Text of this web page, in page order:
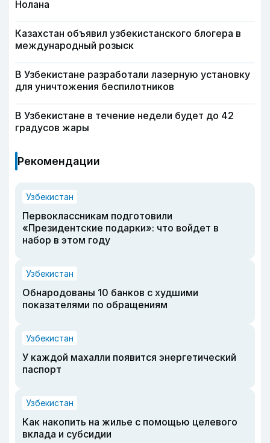
Нолана
Казахстан объявил узбекистанского блогера в
международный розыск
В Узбекистане разработали лазерную установку
для уничтожения беспилотников
В Узбекистане в течение недели будет до 42
градусов жары
Рекомендации
Узбекистан
Первоклассникам подготовили
«Президентские подарки»: что войдет в
набор в этом году
Узбекистан
Обнародованы 10 банков с худшими
показателями по обращениям
Узбекистан
У каждой махалли появится энергетический
паспорт
Узбекистан
Как накопить на жилье с помощью целевого
вклада и субсидии